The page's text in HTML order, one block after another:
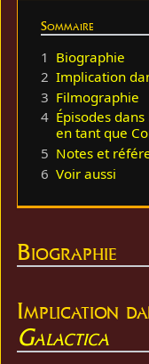
Sommaire
1 Biographie
2 Implication
3 Filmographie
4 Épisodes
en tant que
5 Notes et
6 Voir aussi
Biographie
Implication
Galactica